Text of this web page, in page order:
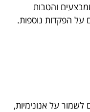
והטבות
על הפקדות נוספות.
על אנונימיות,